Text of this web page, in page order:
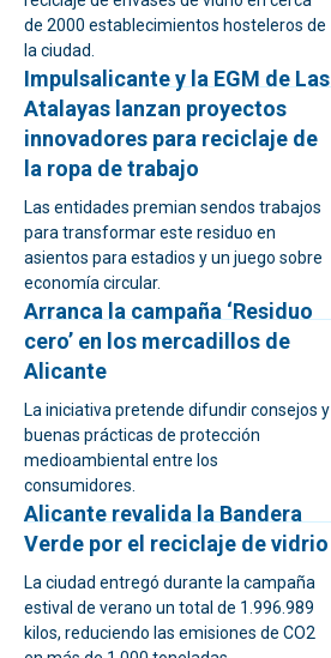
de 2000 establecimientos hosteleros de
la ciudad.
Impulsalicante y la EGM de Las
Atalayas lanzan proyectos
innovadores para reciclaje de
la ropa de trabajo
Las entidades premian sendos trabajos
para transformar este residuo en
asientos para estadios y un juego sobre
economía circular.
Arranca la campaña ‘Residuo
cero’ en los mercadillos de
Alicante
La iniciativa pretende difundir consejos y
buenas prácticas de protección
medioambiental entre los
consumidores.
Alicante revalida la Bandera
Verde por el reciclaje de vidrio
La ciudad entregó durante la campaña
estival de verano un total de 1.996.989
kilos, reduciendo las emisiones de CO2